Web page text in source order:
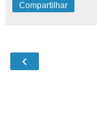
Compartilhar
‹